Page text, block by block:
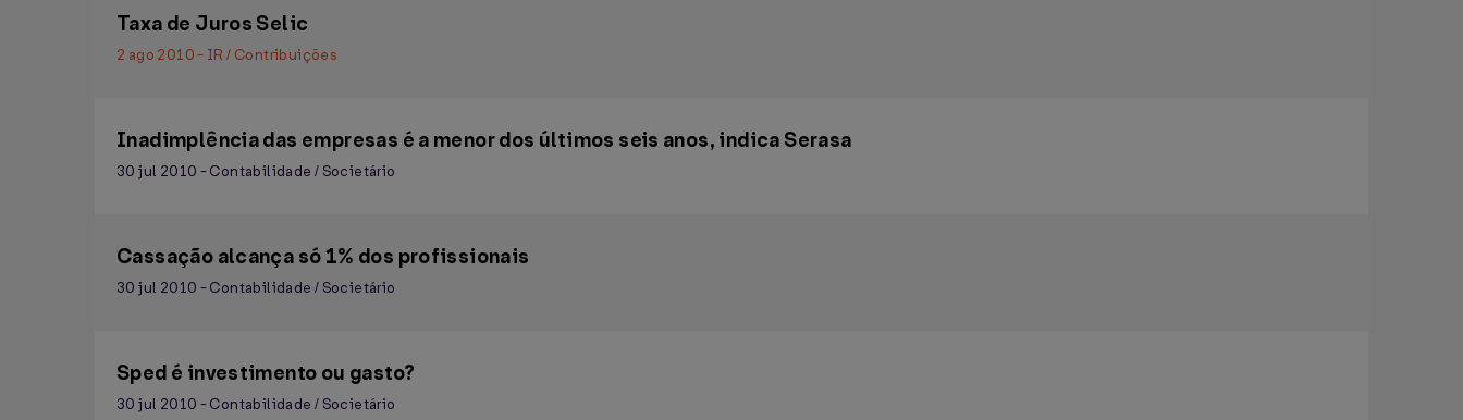
Taxa de Juros Selic
2 ago 2010 - IR / Contribuições
Inadimplência das empresas é a menor dos últimos seis anos, indica Serasa
30 jul 2010 - Contabilidade / Societário
Cassação alcança só 1% dos profissionais
30 jul 2010 - Contabilidade / Societário
Sped é investimento ou gasto?
30 jul 2010 - Contabilidade / Societário